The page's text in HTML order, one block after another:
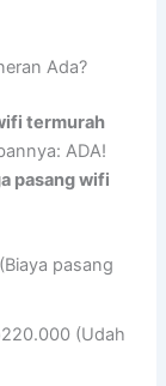
Ada?
termurah
ADA!
pasang wifi
pasang
(Udah